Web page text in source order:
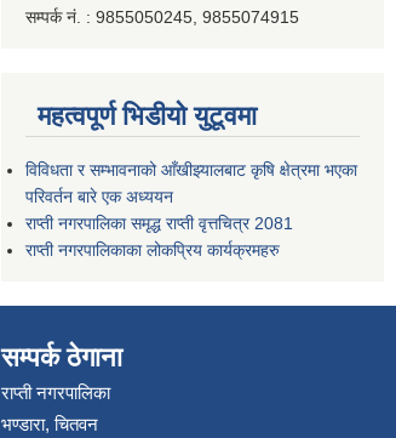
सम्पर्क नं. : 9855050245, 9855074915
महत्वपूर्ण भिडीयो युटूवमा
विविधता र सम्भावनाको आँखीझ्यालबाट कृषि क्षेत्रमा भएका
परिवर्तन बारे एक अध्ययन
राप्ती नगरपालिका समृद्ध राप्ती वृत्तचित्र 2081
राप्ती नगरपालिकाका लोकप्रिय कार्यक्रमहरु
सम्पर्क ठेगाना
राप्ती नगरपालिका
भण्डारा, चितवन